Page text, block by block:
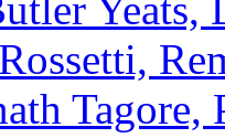
Tagore,